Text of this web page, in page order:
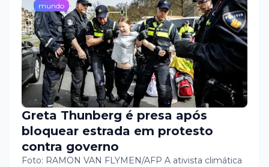
mundo
Greta Thunberg é presa após
bloquear estrada em protesto
contra governo
Foto: RAMON VAN FLYMEN/AFP A ativista climática